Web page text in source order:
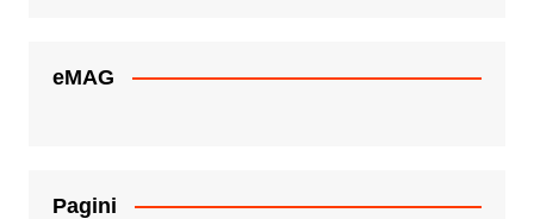
eMAG
Pagini